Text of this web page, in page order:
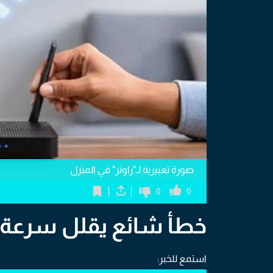
صورة تعبيرية لـ"راوتر" في المنزل
0
0
خطأ شائع يقلل سرعة
استمع للخبر: